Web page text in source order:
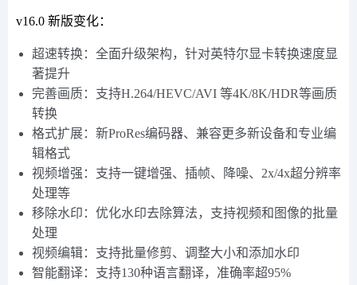
v16.0 新版变化：
超速转换：全面升级架构，针对英特尔显卡转换速度显
著提升
完善画质：支持H.264/HEVC/AVI 等4K/8K/HDR等画质
转换
格式扩展：新ProRes编码器、兼容更多新设备和专业编
辑格式
视频增强：支持一键增强、插帧、降噪、2x/4x超分辨率
处理等
移除水印：优化水印去除算法，支持视频和图像的批量
处理
视频编辑：支持批量修剪、调整大小和添加水印
智能翻译：支持130种语言翻译，准确率超95%